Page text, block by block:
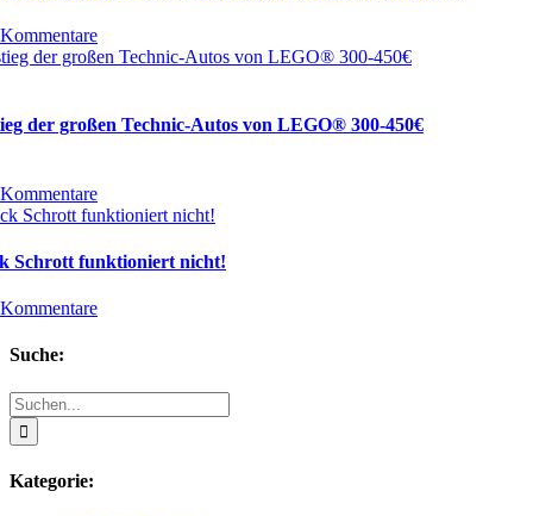
der großen Technic-Autos von LEGO® 300-450€
Schrott funktioniert nicht!
Suche:
Suche
nach:
Kategorie: